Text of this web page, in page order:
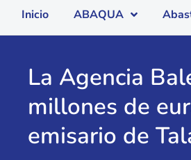
Inicio ABAQUA
La Agencia
millones de
emisario de